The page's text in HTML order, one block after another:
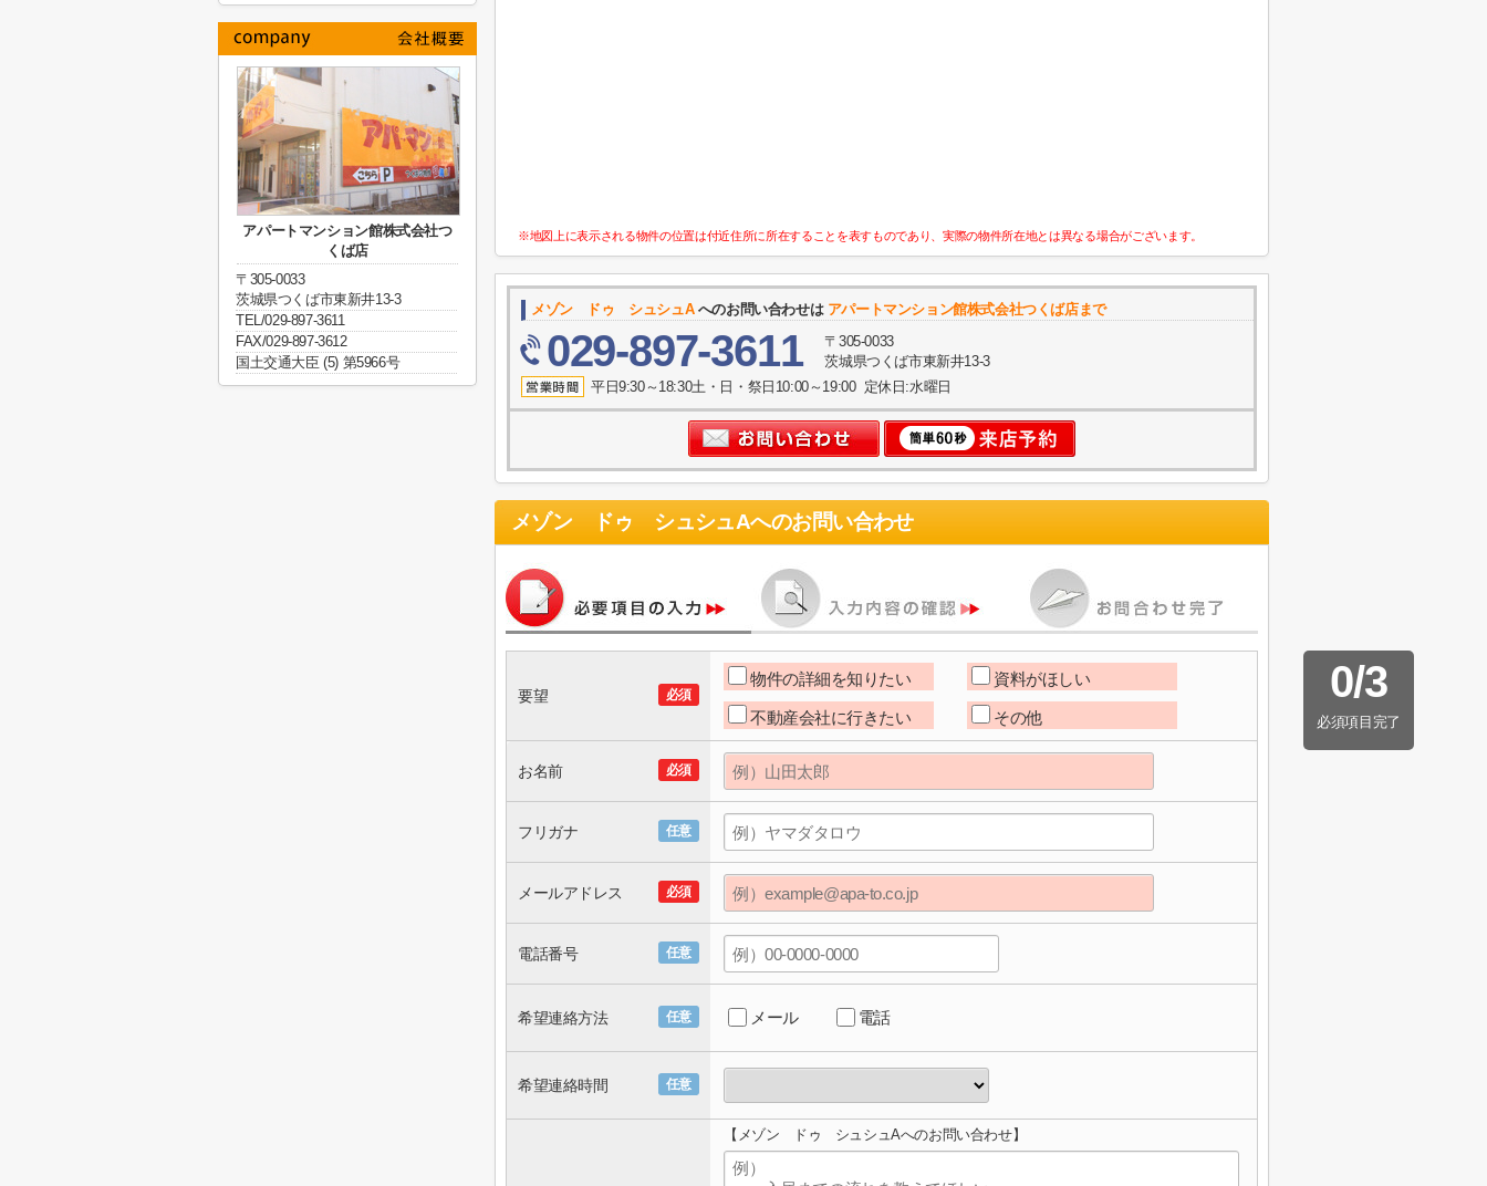
※地図上に表示される物件の位置は付近住所に所在することを表すものであり、実際の物件所在地とは異なる場合がございます。
メゾン ドゥ シュシュAへのお問い合わせは アパートマンション館株式会社つくば店まで
029-897-3611
〒305-0033
茨城県つくば市東新井13-3
平日9:30～18:30土・日・祭日10:00～19:00 定休日:水曜日
メゾン ドゥ シュシュAへのお問い合わせ
0/3
必須項目完了
必須
要望
物件の詳細を知りたい 資料がほしい
不動産会社に行きたい その他
必須
お名前
任意
フリガナ
必須
メールアドレス
任意
電話番号
任意
希望連絡方法 メール 電話
任意
希望連絡時間
【メゾン ドゥ シュシュAへのお問い合わせ】
アパートマンション館株式会社つ
くば店
〒305-0033
茨城県つくば市東新井13-3
TEL/029-897-3611
FAX/029-897-3612
国土交通大臣 (5) 第5966号